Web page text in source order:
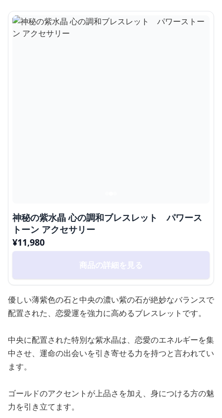
神秘の紫水晶 心の調和ブレスレット パワース
トーン アクセサリー
¥11,980
商品の詳細を見る
優しい薄紫色の石と中央の濃い紫の石が絶妙なバランスで
配置された、恋愛運を強力に高めるブレスレットです。
中央に配置された特別な紫水晶は、恋愛のエネルギーを集
中させ、運命の出会いを引き寄せる力を持つと言われてい
ます。
ゴールドのアクセントが上品さを加え、身につける方の魅
力を引き立てます。